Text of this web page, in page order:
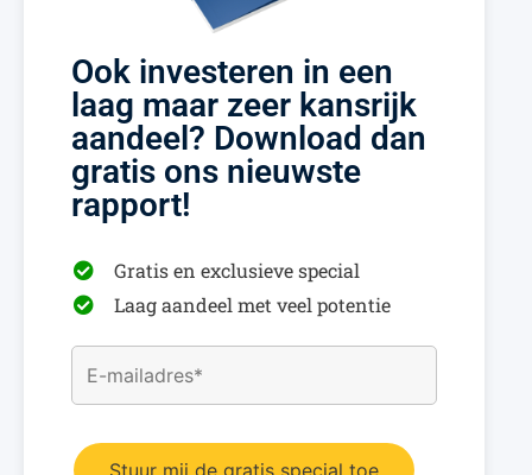
Ook investeren in een
laag maar zeer kansrijk
aandeel? Download dan
gratis ons nieuwste
rapport!
Gratis en exclusieve special
Laag aandeel met veel potentie